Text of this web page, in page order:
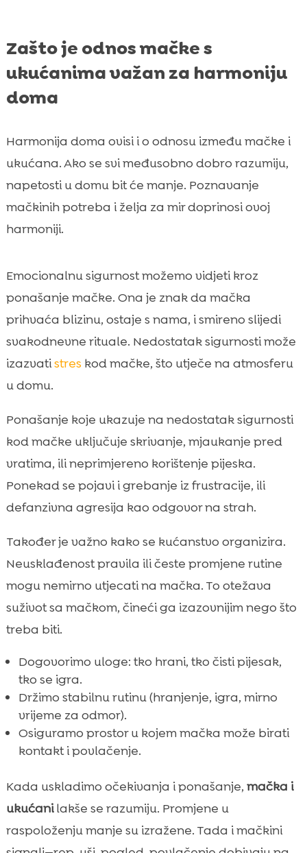
Zašto je odnos mačke s
ukućanima važan za harmoniju
doma
Harmonija doma ovisi i o odnosu između mačke i
ukućana. Ako se svi međusobno dobro razumiju,
napetosti u domu bit će manje. Poznavanje
mačkinih potreba i želja za mir doprinosi ovoj
harmoniji.
Emocionalnu sigurnost možemo vidjeti kroz
ponašanje mačke. Ona je znak da mačka
prihvaća blizinu, ostaje s nama, i smireno slijedi
svakodnevne rituale. Nedostatak sigurnosti može
izazvatistres kod mačke, što utječe na atmosferu
u domu.
Ponašanje koje ukazuje na nedostatak sigurnosti
kod mačke uključuje skrivanje, mjaukanje pred
vratima, ili neprimjereno korištenje pijeska.
Ponekad se pojavi i grebanje iz frustracije, ili
defanzivna agresija kao odgovor na strah.
Također je važno kako se kućanstvo organizira.
Neusklađenost pravila ili česte promjene rutine
mogu nemirno utjecati na mačka. To otežava
suživot sa mačkom, čineći ga izazovnijim nego što
treba biti.
Dogovorimo uloge: tko hrani, tko čisti pijesak,
tko se igra.
Držimo stabilnu rutinu (hranjenje, igra, mirno
vrijeme za odmor).
Osiguramo prostor u kojem mačka može birati
kontakt i povlačenje.
Kada uskladimo očekivanja i ponašanje, mačka i
ukućanilakše se razumiju. Promjene u
raspoloženju manje su izražene. Tada i mačkini